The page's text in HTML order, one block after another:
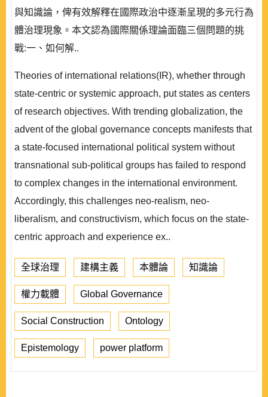
與知識論，俾有效解釋在國際政治中逐漸呈現的多元行為
體治理現象。本文認為國際關係理論面臨三個問題的挑
戰:一、如何解..
Theories of international relations(IR), whether through
state-centric or systemic approach, put states as centers
of research objectives. With trending globalization, the
advent of the global governance concepts manifests that
a state-focused international political system without
transnational sub-political groups has failed to respond
to complex changes in the international environment.
Accordingly, this challenges neo-realism, neo-
liberalism, and constructivism, which focus on the state-
centric approach and experience ex..
全球治理 建構主義 本體論 知識論
權力載體 Global Governance
Social Construction Ontology
Epistemology power platform